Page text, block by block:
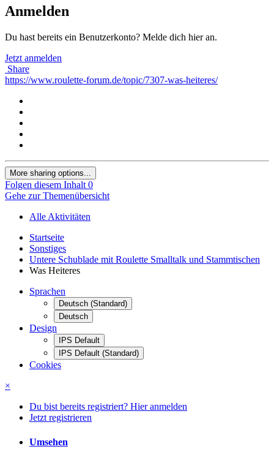
Anmelden
Du hast bereits ein Benutzerkonto? Melde dich hier an.
Jetzt anmelden
Share
https://www.roulette-forum.de/topic/7307-was-heiteres/
More sharing options...
Folgen diesem Inhalt 0
Gehe zur Themenübersicht
Alle Aktivitäten
Startseite
Sonstiges
Untere Schublade mit Roulette Smalltalk und Stammtischen
Was Heiteres
Sprachen
Deutsch (Standard)
Deutsch
Design
IPS Default
IPS Default (Standard)
Cookies
×
Du bist bereits registriert? Hier anmelden
Jetzt registrieren
Umsehen